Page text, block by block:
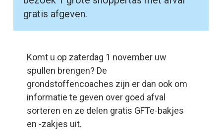
gratis afgeven.
Komt u op zaterdag 1 november uw
spullen brengen? De
grondstoffencoaches zijn er dan ook om
informatie te geven over goed afval
sorteren en ze delen gratis GFTe-bakjes
en -zakjes uit.